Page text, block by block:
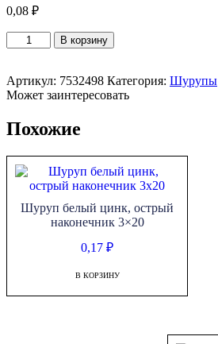
0,08 ₽
Количество
товара
с
потайной
ГОСТ
1145-
6x40
В корзину
Артикул: 7532498 Категория: Шурупы
Может заинтересовать
Похожие
Шуруп белый цинк, острый
наконечник 3×20
0,17₽
В КОРЗИНУ